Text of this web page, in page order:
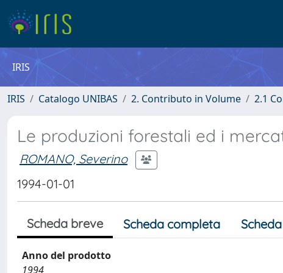
IRIS
IRIS Catalogo UNIBAS 2. Contributo in Volume 2.1
Le produzioni forestali ed i
ROMANO, Severino
1994-01-01
Scheda breve Scheda completa
Anno del prodotto
1994